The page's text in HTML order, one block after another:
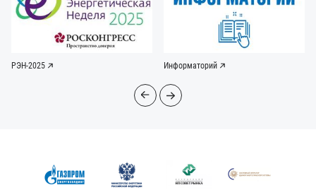
РЭН-2025 Информаторий